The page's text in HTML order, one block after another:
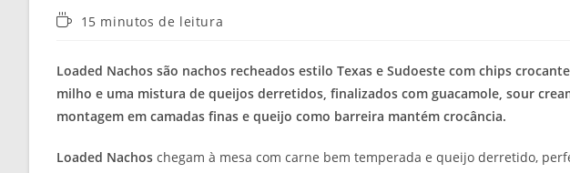
Tempo15 minutos de leitura
Loaded Nachos são nachos recheados estilo Texas e Sudoeste com chips
milho e uma mistura de queijos derretidos, finalizados com guacamole, sour
montagem em camadas finas e queijo como barreira mantém crocância.
Loaded Nachos chegam à mesa com carne bem temperada e queijo derretido,